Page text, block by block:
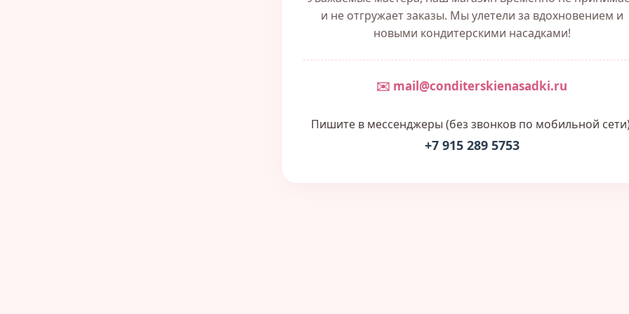
и не отгружает заказы. Мы улетели за вдохновением и
новыми кондитерскими насадками!
✉️ mail@conditerskienasadki.ru
Пишите в мессенджеры (без звонков по мобильной
+7 915 289 5753